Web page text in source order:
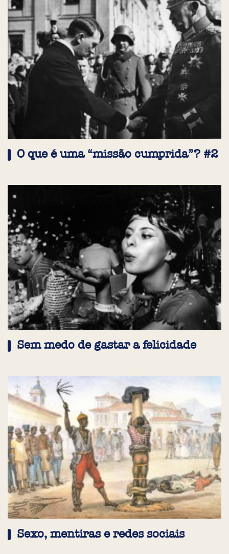
O que é uma “missão cumprida”? #2
Sem medo de gastar a felicidade
Sexo, mentiras e redes sociais